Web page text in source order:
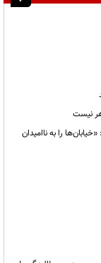
نیست
را به ناامیدان